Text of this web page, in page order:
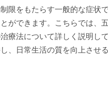
限をもたらす一般的な症状
ができます。こちらでは、
療法について詳しく説明し
、日常生活の質を向上させ